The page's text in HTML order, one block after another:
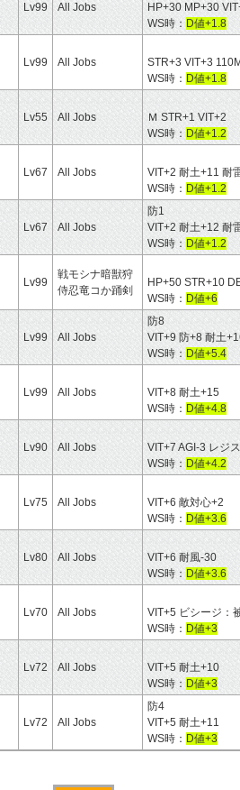
Lv99 All Jobs
HP+30 MP+30
WS時： D値+1.8
Lv99 All Jobs
STR+3 VIT+3
WS時： D値+1.8
Lv55 All Jobs
Ｍ STR+1 VIT+2
WS時： D値+1.2
Lv67 All Jobs
VIT+2 耐土+11 耐
WS時： D値+1.2
Lv67 All Jobs
防1
VIT+2 耐土+12 耐
WS時： D値+1.2
Lv99
戦モシナ暗獣狩
侍忍竜コか踊剣
HP+50 STR+10
WS時： D値+6
Lv99 All Jobs
防8
VIT+9 防+8 耐土
WS時： D値+5.4
Lv99 All Jobs
VIT+8 耐土+15
WS時： D値+4.8
Lv90 All Jobs
VIT+7 AGI-3 レジ
WS時： D値+4.2
Lv75 All Jobs
VIT+6 敵対心+2
WS時： D値+3.6
Lv80 All Jobs
VIT+6 耐風-30
WS時： D値+3.6
Lv70 All Jobs
VIT+5 ビシージ：
WS時： D値+3
Lv72 All Jobs
VIT+5 耐土+10
WS時： D値+3
Lv72 All Jobs
防4
VIT+5 耐土+11
WS時： D値+3